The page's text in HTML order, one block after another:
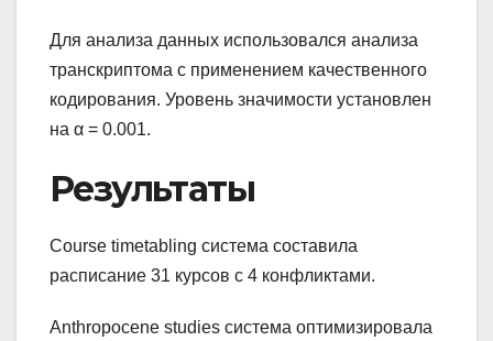
Для анализа данных использовался анализа
транскриптома с применением качественного
кодирования. Уровень значимости установлен
на α = 0.001.
Результаты
Course timetabling система составила
расписание 31 курсов с 4 конфликтами.
Anthropocene studies система оптимизировала